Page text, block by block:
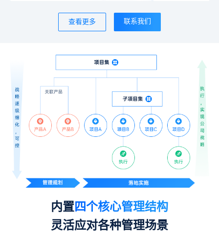
查看更多 联系我们
内置四个核心管理结构
灵活应对各种管理场景